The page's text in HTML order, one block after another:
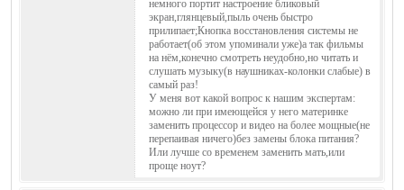
немного портит настроение бликовый
экран,глянцевый,пыль очень быстро
прилипает;Кнопка восстановления системы не
работает(об этом упоминали уже)а так фильмы
на нём,конечно смотреть неудобно,но читать и
слушать музыку(в наушниках-колонки слабые) в
самый раз!
У меня вот какой вопрос к нашим экспертам:
можно ли при имеющейся у него материнке
заменить процессор и видео на более мощные(не
перепаивая ничего)без замены блока питания?
Или лучше со временем заменить мать,или
проще ноут?